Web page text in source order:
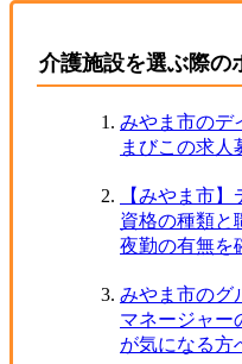
介護施設を選ぶ際の
みやま市のデ
まびこの求人
【みやま市
資格の種類と
夜勤の有無を
みやま市のグ
マネージャー
が気になる方